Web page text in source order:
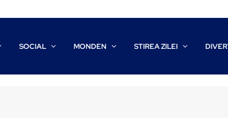
SOCIAL MONDEN STIREA ZILEI